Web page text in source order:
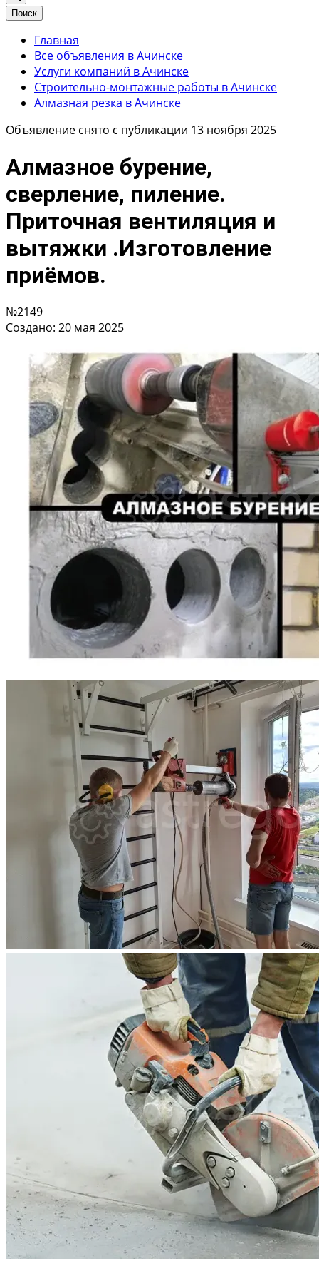
Поиск
Главная
Все объявления в Ачинске
Услуги компаний в Ачинске
Строительно-монтажные работы в Ачинске
Алмазная резка в Ачинске
Объявление снято с публикации 13 ноября 2025
Алмазное бурение,
сверление, пиление.
Приточная вентиляция и
вытяжки .Изготовление
приёмов.
№2149
Создано: 20 мая 2025